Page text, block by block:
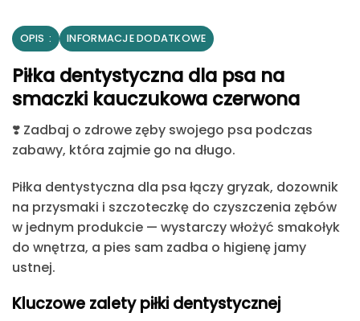
OPIS INFORMACJE DODATKOWE
Piłka dentystyczna dla psa na
smaczki kauczukowa czerwona
❣️ Zadbaj o zdrowe zęby swojego psa podczas
zabawy, która zajmie go na długo.
Piłka dentystyczna dla psa łączy gryzak, dozownik
na przysmaki i szczoteczkę do czyszczenia zębów
w jednym produkcie — wystarczy włożyć smakołyk
do wnętrza, a pies sam zadba o higienę jamy
ustnej.
Kluczowe zalety piłki dentystycznej